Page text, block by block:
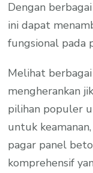
Dengan
ini dapat
fungsional pada
Melihat
mengherankan
pilihan populer
untuk
pagar panel
komprehensif